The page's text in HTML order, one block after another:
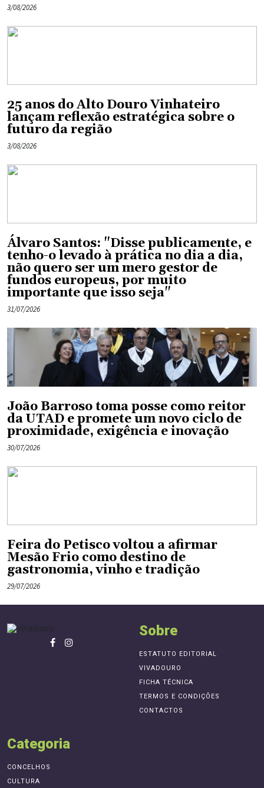
3/08/2026
25 anos do Alto Douro Vinhateiro
lançam reflexão estratégica sobre o
futuro da região
3/08/2026
Álvaro Santos: "Disse publicamente, e
tenho-o levado à prática no dia a dia,
não quero ser um mero gestor de
fundos europeus, por muito
importante que isso seja"
31/07/2026
João Barroso toma posse como reitor
da UTAD e promete um novo ciclo de
proximidade, exigência e inovação
30/07/2026
Feira do Petisco voltou a afirmar
Mesão Frio como destino de
gastronomia, vinho e tradição
29/07/2026
Sobre
ESTATUTO EDITORIAL
VIVADOURO
FICHA TÉCNICA
TERMOS E CONDIÇÕES
CONTACTOS
Categoria
CONCELHOS
CULTURA